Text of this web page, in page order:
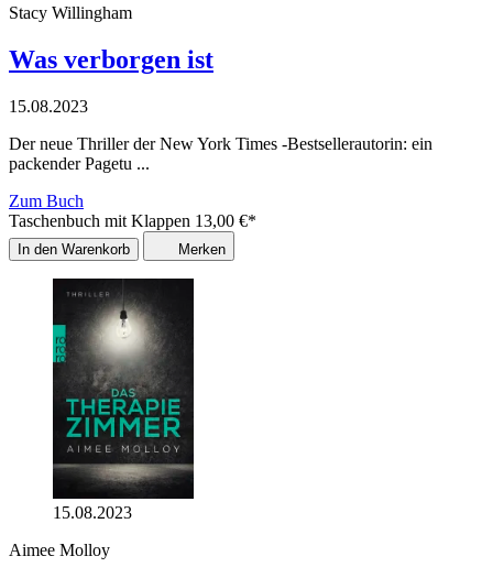
Stacy Willingham
Was verborgen ist
15.08.2023
Der neue Thriller der New York Times -Bestsellerautorin: ein
packender Pagetu ...
Zum Buch
Taschenbuch mit Klappen 13,00 €*
In den Warenkorb Merken
15.08.2023
Aimee Molloy